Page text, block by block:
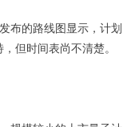
布的路线图显示，计划
但时间表尚不清楚。